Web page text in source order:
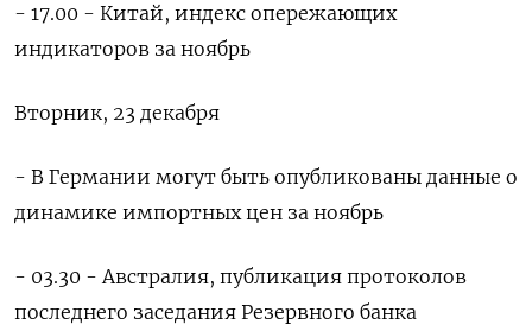
- 17.00 - Китай, индекс опережающих
индикаторов за ноябрь
Вторник, 23 декабря
- В Германии могут быть опубликованы данные ‌о
динамике импортных цен за ноябрь
- 03.30 - Австралия, публикация протоколов
последнего заседания Резервного банка